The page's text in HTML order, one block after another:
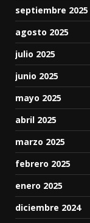
septiembre 2025
agosto 2025
julio 2025
junio 2025
mayo 2025
abril 2025
marzo 2025
febrero 2025
enero 2025
diciembre 2024